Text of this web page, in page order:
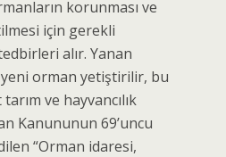
korunması ve
için gerekli
alır. Yanan
orman yetiştirilir, bu
ve hayvancılık
Kanununun 69’uncu
“Orman idaresi,